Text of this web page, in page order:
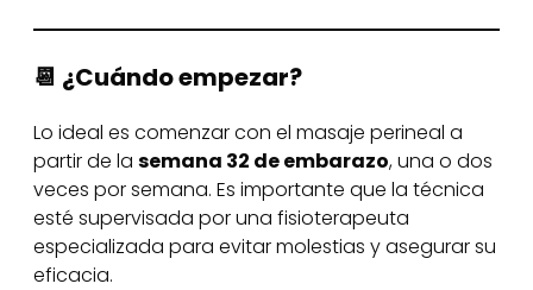
📆 ¿Cuándo empezar?
Lo ideal es comenzar con el masaje perineal a
partir de la semana 32 de embarazo, una o dos
veces por semana. Es importante que la técnica
esté supervisada por una fisioterapeuta
especializada para evitar molestias y asegurar su
eficacia.